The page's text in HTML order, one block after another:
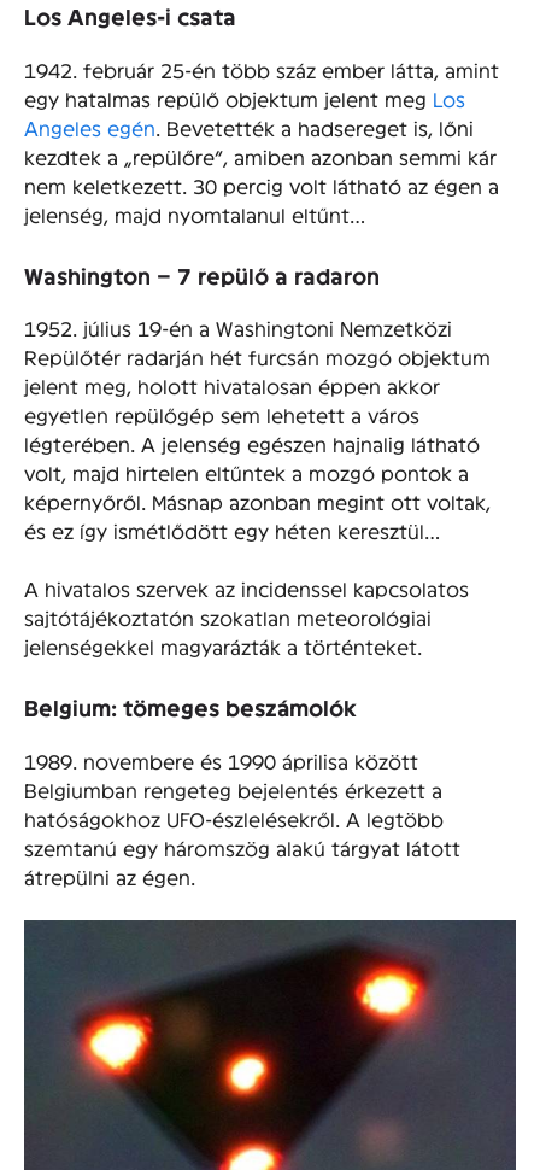
Los Angeles-i csata
1942. február 25-én több száz ember látta, amint
egy hatalmas repülő objektum jelent meg Los
Angeles egén . Bevetették a hadsereget is, lőni
kezdtek a „repülőre”, amiben azonban semmi kár
nem keletkezett. 30 percig volt látható az égen a
jelenség, majd nyomtalanul eltűnt…
Washington – 7 repülő a radaron
1952. július 19-én a Washingtoni Nemzetközi
Repülőtér radarján hét furcsán mozgó objektum
jelent meg, holott hivatalosan éppen akkor
egyetlen repülőgép sem lehetett a város
légterében. A jelenség egészen hajnalig látható
volt, majd hirtelen eltűntek a mozgó pontok a
képernyőről. Másnap azonban megint ott voltak,
és ez így ismétlődött egy héten keresztül…
A hivatalos szervek az incidenssel kapcsolatos
sajtótájékoztatón szokatlan meteorológiai
jelenségekkel magyarázták a történteket.
Belgium: tömeges beszámolók
1989. novembere és 1990 áprilisa között
Belgiumban rengeteg bejelentés érkezett a
hatóságokhoz UFO-észlelésekről. A legtöbb
szemtanú egy háromszög alakú tárgyat látott
átrepülni az égen.